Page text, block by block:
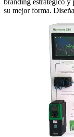
su mejor forma.